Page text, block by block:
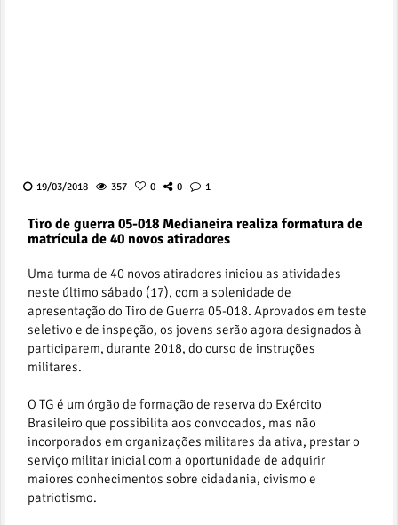
19/03/2018 357 0 0 1
Tiro de guerra 05-018 Medianeira realiza formatura de
matrícula de 40 novos atiradores
Uma turma de 40 novos atiradores iniciou as atividades
neste último sábado (17), com a solenidade de
apresentação do Tiro de Guerra 05-018. Aprovados em teste
seletivo e de inspeção, os jovens serão agora designados à
participarem, durante 2018, do curso de instruções
militares.
O TG é um órgão de formação de reserva do Exército
Brasileiro que possibilita aos convocados, mas não
incorporados em organizações militares da ativa, prestar o
serviço militar inicial com a oportunidade de adquirir
maiores conhecimentos sobre cidadania, civismo e
patriotismo.